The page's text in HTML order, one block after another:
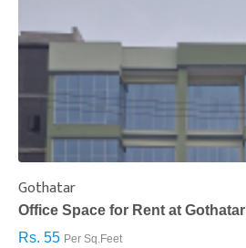
Gothatar
Office Space for Rent at Gothatar
Rs. 55 Per Sq.Feet